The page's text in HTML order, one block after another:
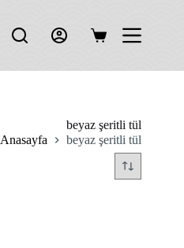
Shopping
beyaz şeritli tül
Anasayfa
beyaz şeritli tül